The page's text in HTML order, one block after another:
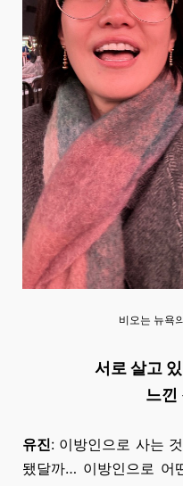
비오는 뉴욕
서로 살고
느낀
유진: 이방인으로 사는
됐달까… 이방인으로 어